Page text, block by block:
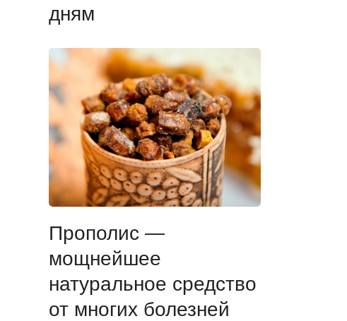
дням
Прополис —
мощнейшее
натуральное средство
от многих болезней